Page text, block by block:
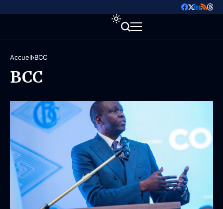
Accueil BCC
BCC